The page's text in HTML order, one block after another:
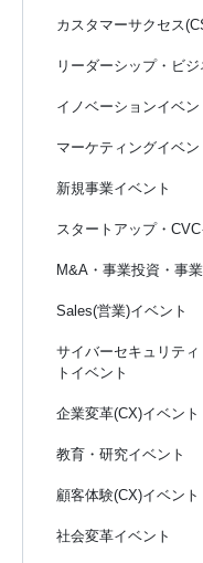
カスタマーサクセス
リーダーシップ・ビ
イノベーションイベン
マーケティングイベン
新規事業イベント
スタートアップ・CVC
M&A・事業投資・事
Sales(営業)イベント
サイバーセキュリテ
トイベント
企業変革(CX)イベント
教育・研究イベント
顧客体験(CX)イベント
社会変革イベント